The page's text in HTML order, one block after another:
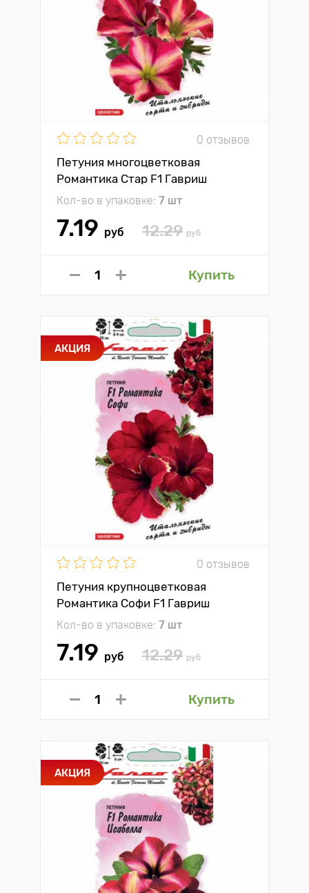
0 отзывов
Петуния многоцветковая
Романтика Стар F1 Гавриш
Кол-во в упаковке: 7 шт
7.19 руб 12.29 руб
Купить
АКЦИЯ
0 отзывов
Петуния крупноцветковая
Романтика Софи F1 Гавриш
Кол-во в упаковке: 7 шт
7.19 руб 12.29 руб
Купить
АКЦИЯ